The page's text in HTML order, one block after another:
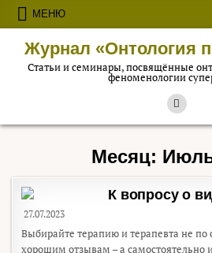
Перейти к содержимому
МЕНЮ
Журнал «Онтология
Статьи и семинары, посвящённые
феноменологии
Месяц:
К вопросу о
27.07.2023
Выбирайте терапию и терапевта не
хорошим отзывам – а самостоятельно